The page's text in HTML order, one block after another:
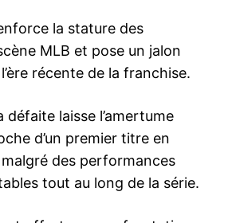
la stature des
MLB et pose un jalon
récente de la franchise.
défaite laisse l’amertume
d’un premier titre en
des performances
tout au long de la série.